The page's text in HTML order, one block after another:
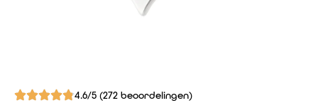
4.6/5 (272 beoordelingen)